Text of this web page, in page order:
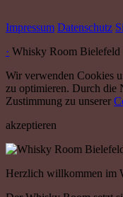
Impressum Datenschutz
· Whisky Room Bielefeld
Wir verwenden Cookies
zu optimieren. Durch die
Zustimmung zu unserer
akzeptieren
Herzlich willkommen im